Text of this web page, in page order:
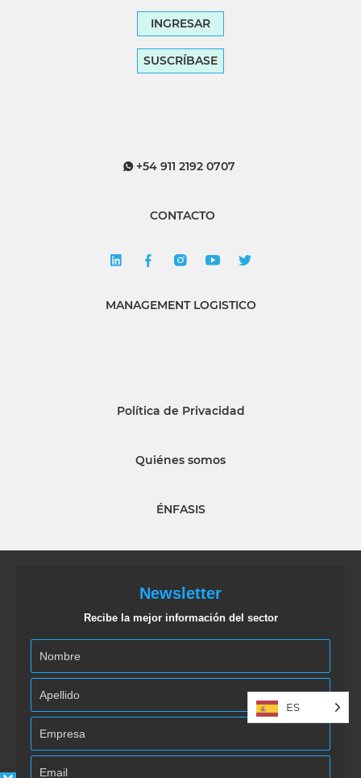
INGRESAR
SUSCRÍBASE
+54 911 2192 0707
CONTACTO
MANAGEMENT LOGISTICO
Política de Privacidad
Quiénes somos
ÉNFASIS
Newsletter
Recibe la mejor información del sector
ES